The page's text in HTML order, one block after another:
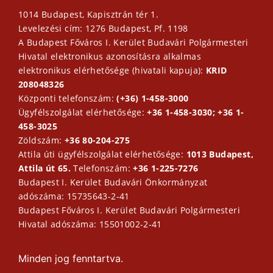
1014 Budapest, Kapisztrán tér 1.
Levelezési cím: 1276 Budapest, Pf. 1198
A Budapest Főváros I. Kerület Budavári Polgármesteri
Hivatal elektronikus azonosításra alkalmas
elektronikus elérhetősége (hivatali kapuja): KRID
208048326
Központi telefonszám:(+36) 1-458-3000
Ügyfélszolgálat elérhetősége:+36 1-458-3030; +36 1-
458-3025
Zöldszám: +36 80-204-275
Attila úti ügyfélszolgálat elérhetősége: 1013 Budapest,
Attila út 65.Telefonszám:+36 1-225-7276
Budapest I. Kerület Budavári Önkormányzat
adószáma: 15735643-2-41
Budapest Főváros I. Kerület Budavári Polgármesteri
Hivatal adószáma: 15501002-2-41
Minden jog fenntartva.